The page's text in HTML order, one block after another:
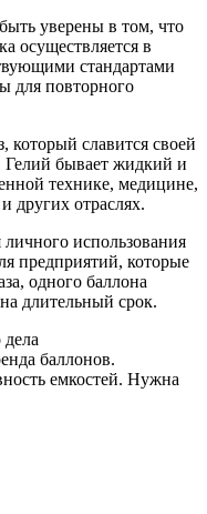
уверены в том, что
осуществляется в
стандартами
для повторного
который славится своей
Гелий бывает жидкий и
технике, медицине,
других отраслях.
использования
предприятий, которые
одного баллона
длительный срок.
баллонов.
емкостей. Нужна